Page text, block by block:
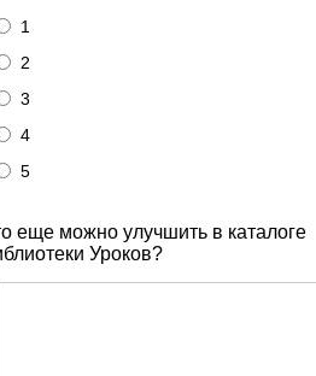
1
2
3
4
5
еще можно улучшить в каталоге
Уроков?